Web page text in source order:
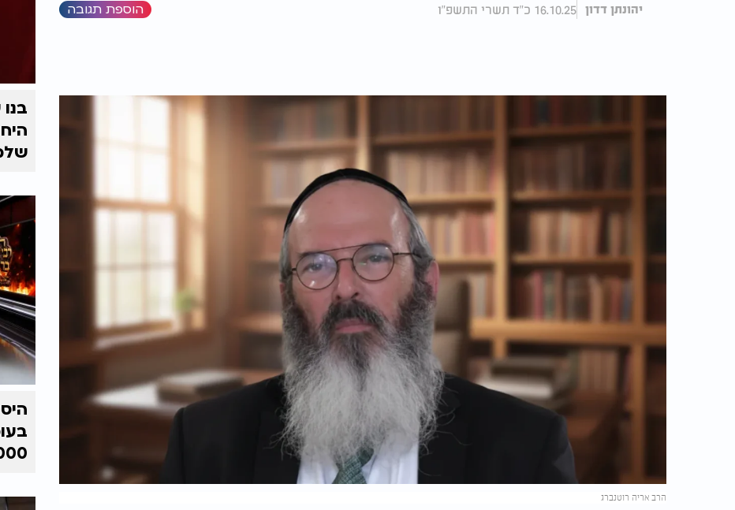
יהונתן דדון 16.10.25 כ"ד תשרי התשפ"ו הוספת תגובה
הרב אריה רוטנברג
2000